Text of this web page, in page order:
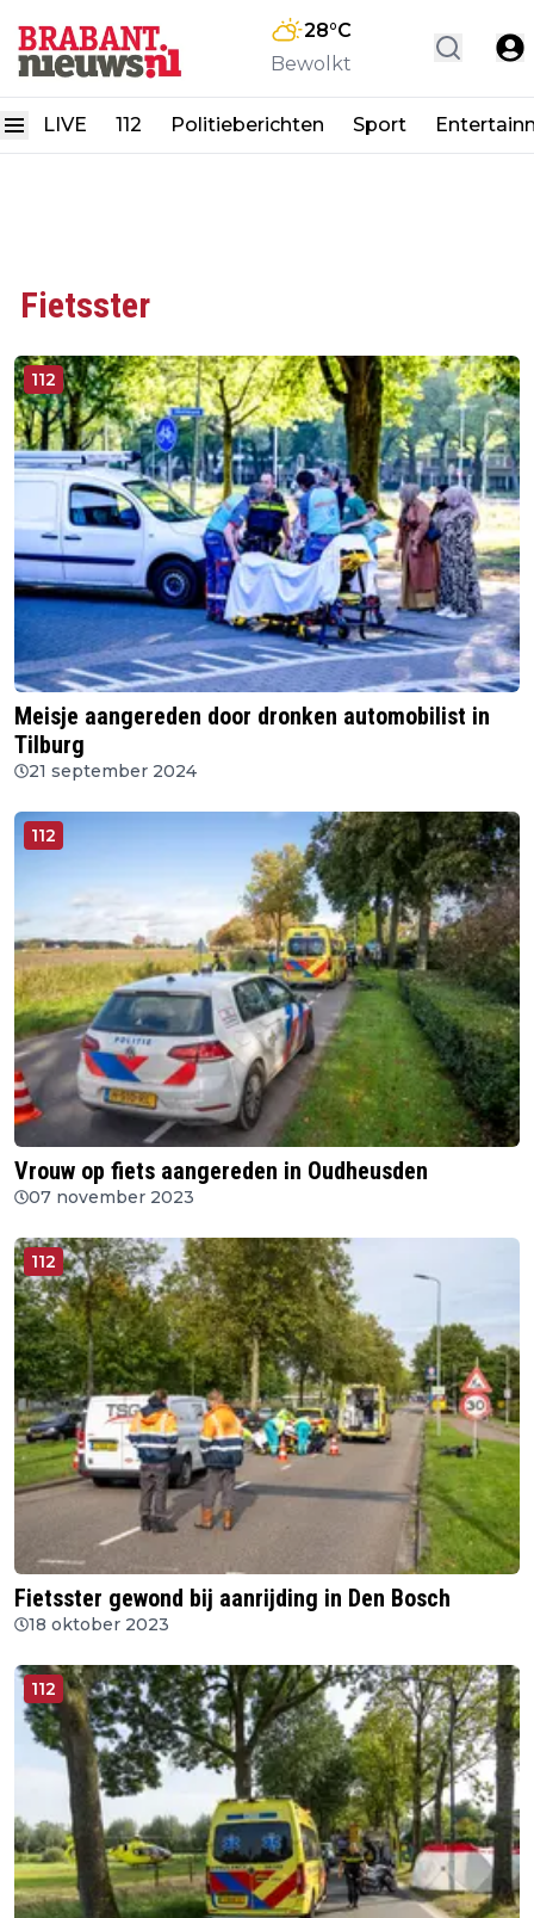
28°C
Bewolkt
LIVE 112 Politieberichten Sport
Fietsster
112
Meisje aangereden door dronken automobilist in
Tilburg
21 september 2024
112
Vrouw op fiets aangereden in Oudheusden
07 november 2023
112
Fietsster gewond bij aanrijding in Den Bosch
18 oktober 2023
112